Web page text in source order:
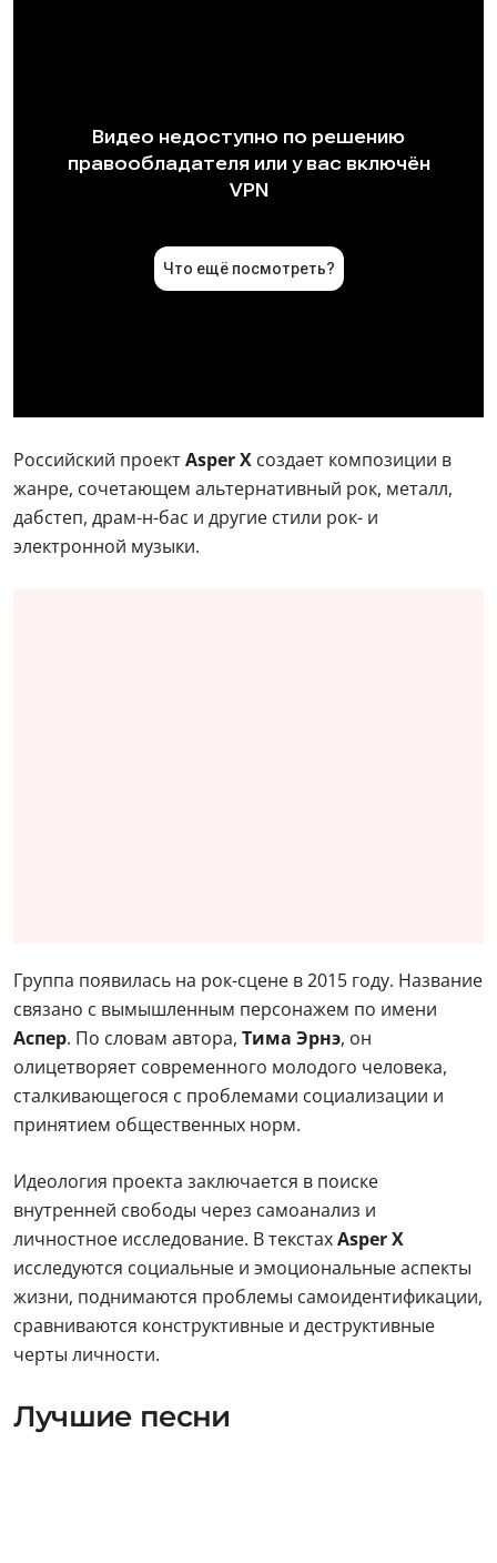
Российский проектAsper X создает композиции в
жанре, сочетающем альтернативный рок, металл,
дабстеп, драм-н-бас и другие стили рок- и
электронной музыки.
Группа появилась на рок-сцене в 2015 году. Название
связано с вымышленным персонажем по имени
Аспер. По словам автора, Тима Эрнэ, он
олицетворяет современного молодого человека,
сталкивающегося с проблемами социализации и
принятием общественных норм.
Идеология проекта заключается в поиске
внутренней свободы через самоанализ и
личностное исследование. В текстахAsper X
исследуются социальные и эмоциональные аспекты
жизни, поднимаются проблемы самоидентификации,
сравниваются конструктивные и деструктивные
черты личности.
Лучшие песни